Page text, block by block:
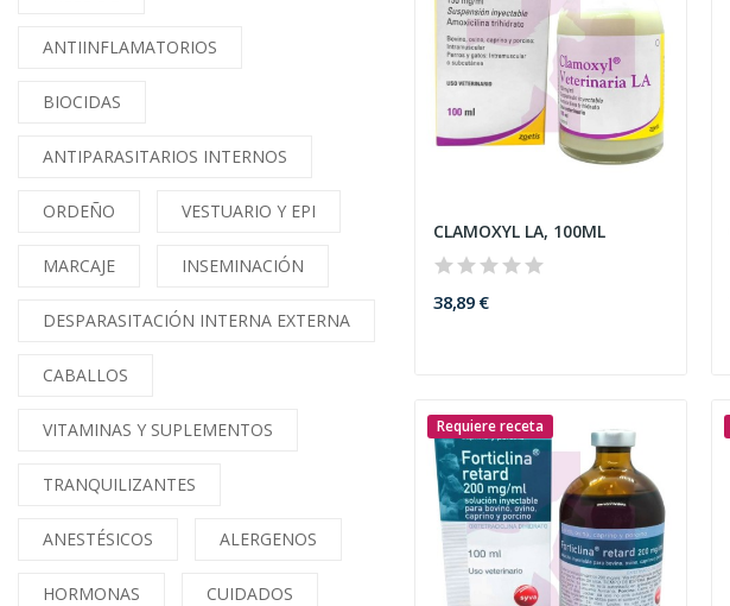
ANTIINFLAMATORIOS
BIOCIDAS
ANTIPARASITARIOS INTERNOS
ORDEÑO VESTUARIO Y EPI
MARCAJE INSEMINACIÓN
DESPARASITACIÓN INTERNA EXTERNA
CABALLOS
VITAMINAS Y SUPLEMENTOS
TRANQUILIZANTES
ANESTÉSICOS ALERGENOS
HORMONAS CUIDADOS
CLAMOXYL LA, 100ML
38,89 €
Requiere receta